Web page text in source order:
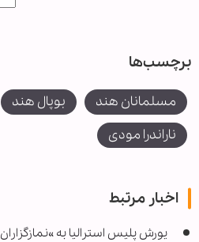
برچسب‌ها
مسلمانان هند بوپال هند
ناراندرا مودی
اخبار مرتبط
یورش پلیس استرالیا به